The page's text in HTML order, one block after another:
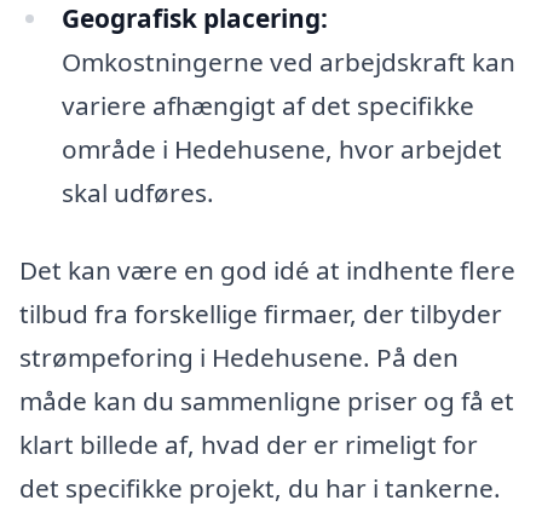
Geografisk placering:
Omkostningerne ved arbejdskraft kan
variere afhængigt af det specifikke
område i Hedehusene, hvor arbejdet
skal udføres.
Det kan være en god idé at indhente flere
tilbud fra forskellige firmaer, der tilbyder
strømpeforing i Hedehusene. På den
måde kan du sammenligne priser og få et
klart billede af, hvad der er rimeligt for
det specifikke projekt, du har i tankerne.